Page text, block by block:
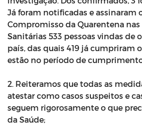
Já foram notificadas e assinaram
Compromisso da Quarentena nas
Sanitárias 533 pessoas vindas de
país, das quais 419 já cumpriram
estão no período de
2. Reiteramos que todas as
atestar como casos suspeitos e
seguem rigorosamente o que
da Saúde;